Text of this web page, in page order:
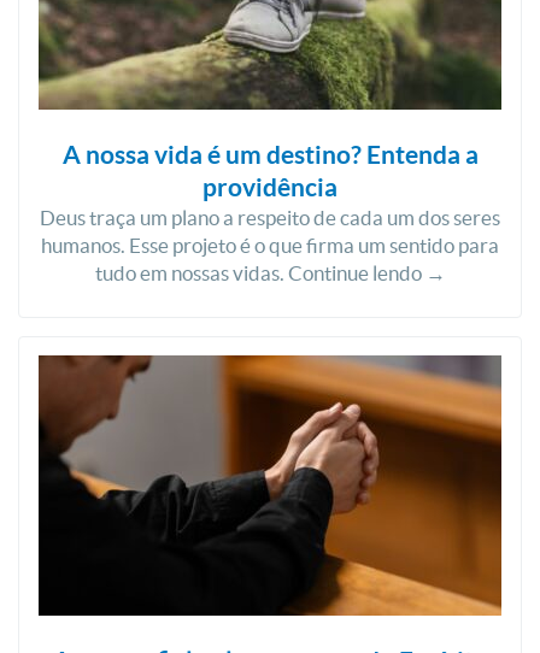
A nossa vida é um destino? Entenda a
providência
Deus traça um plano a respeito de cada um dos seres
humanos. Esse projeto é o que firma um sentido para
tudo em nossas vidas. Continue lendo →